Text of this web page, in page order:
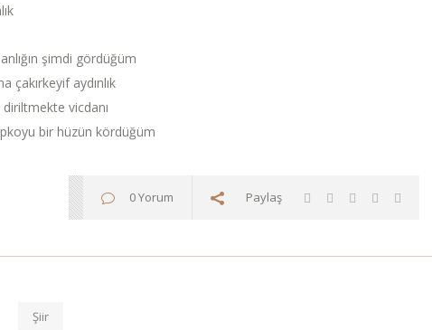
şimdi gördüğüm
çakırkeyif aydınlık
vicdanı
bir hüzün kördüğüm
0 Yorum Paylaş
Şiir